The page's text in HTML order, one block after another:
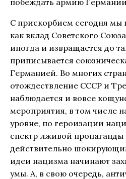
побеждать армию
С прискорбием сегодня мы
как вклад Советского
иногда и извращается до
приписывается
Германией. Во многих
отождествление СССР и
наблюдается и вовсе
мероприятия, в том числе
уровне, по героизации
спектр лживой пропаганды
действительно
идеи нацизма начинают
умы. А, в свою очередь,